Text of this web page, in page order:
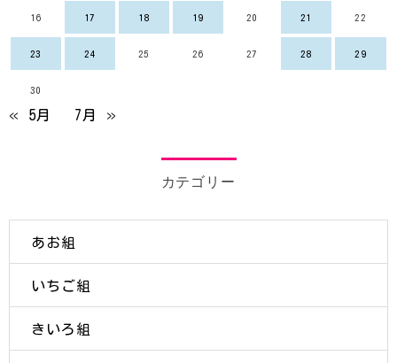
16 17 18 19 20 21 22
23 24 25 26 27 28 29
30
« 5月 7月 »
カテゴリー
あお組
いちご組
きいろ組